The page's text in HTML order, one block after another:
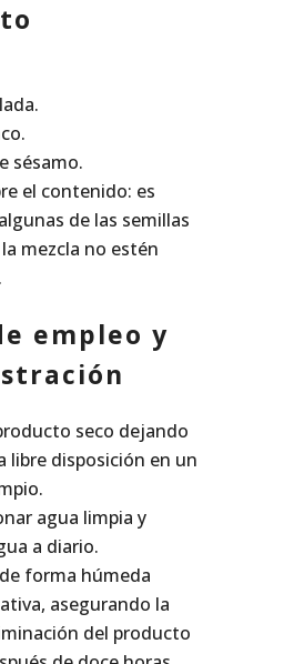
sésamo.
el contenido: es
de las semillas
mezcla no estén
empleo y
seco dejando
libre disposición en un
agua limpia y
a diario.
forma húmeda
asegurando la
del producto